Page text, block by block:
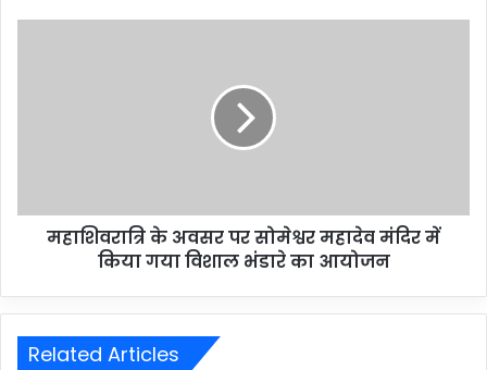
महाशिवरात्रि के अवसर पर सोमेश्वर महादेव मंदिर में
किया गया विशाल भंडारे का आयोजन
Related Articles